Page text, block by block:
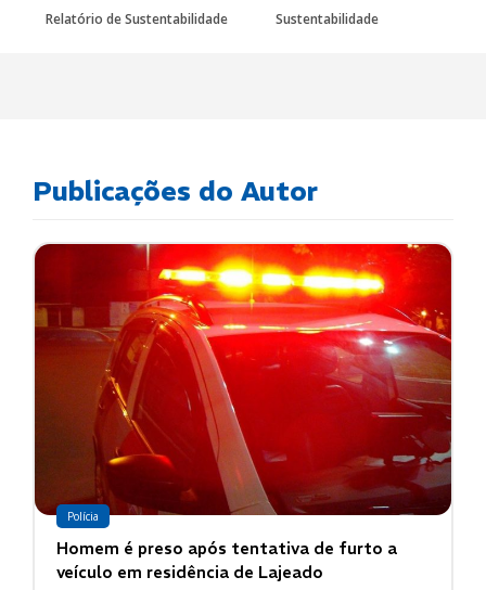
Relatório de Sustentabilidade Sustentabilidade
Publicações do Autor
Polícia
Homem é preso após tentativa de furto a
veículo em residência de Lajeado